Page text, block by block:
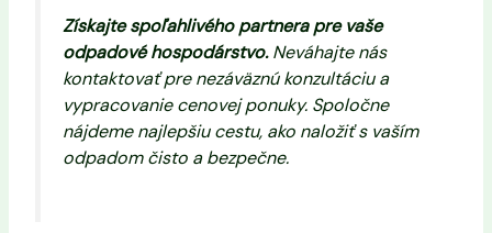
Získajte spoľahlivého partnera pre vaše
odpadové hospodárstvo.Neváhajte nás
kontaktovať pre nezáväznú konzultáciu a
vypracovanie cenovej ponuky. Spoločne
nájdeme najlepšiu cestu, ako naložiť s vaším
odpadom čisto a bezpečne.